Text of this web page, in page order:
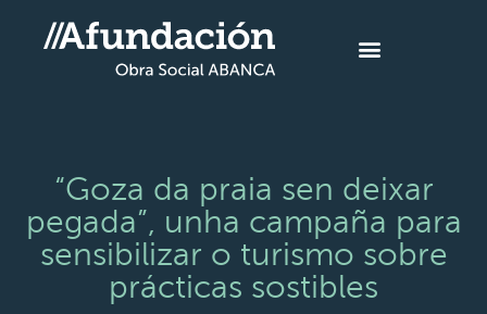
“Goza da praia sen deixar
pegada”, unha campaña para
sensibilizar o turismo sobre
prácticas sostibles